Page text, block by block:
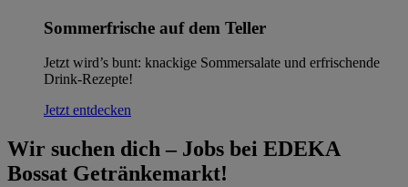
Sommerfrische auf dem Teller
Jetzt wird’s bunt: knackige Sommersalate und erfrischende
Drink-Rezepte!
Jetzt entdecken
Wir suchen dich – Jobs bei EDEKA
Bossat Getränkemarkt!